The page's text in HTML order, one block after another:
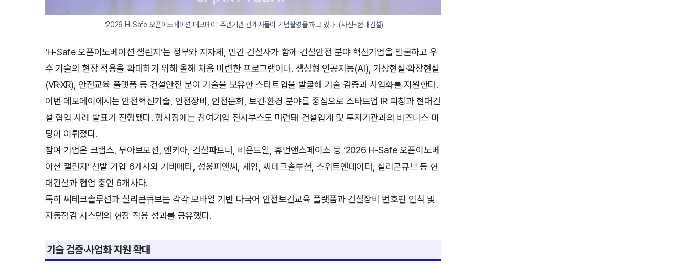
‘2026 H-Safe 오픈이노베이션 데모데이’ 주관기관 관계자들이 기념촬영을 하고 있다. (사진=현대건설)
‘H-Safe 오픈이노베이션 챌린지’는 정부와 지자체, 민간 건설사가 함께 건설안전 분야 혁신기업을 발굴하고 우
수 기술의 현장 적용을 확대하기 위해 올해 처음 마련한 프로그램이다. 생성형 인공지능(AI), 가상현실·확장현실
(VR·XR), 안전교육 플랫폼 등 건설안전 분야 기술을 보유한 스타트업을 발굴해 기술 검증과 사업화를 지원한다.
이번 데모데이에서는 안전혁신기술, 안전장비, 안전문화, 보건·환경 분야를 중심으로 스타트업 IR 피칭과 현대건
설 협업 사례 발표가 진행됐다. 행사장에는 참여기업 전시부스도 마련돼 건설업계 및 투자기관과의 비즈니스 미
팅이 이뤄졌다.
참여 기업은 크랩스, 무아브모션, 엔키아, 건설파트너, 비욘드알, 휴먼앤스페이스 등 ‘2026 H-Safe 오픈이노베
이션 챌린지’ 선발 기업 6개사와 거비메타, 성웅피앤씨, 새임, 씨테크솔루션, 스위트앤데이터, 실리콘큐브 등 현
대건설과 협업 중인 6개사다.
특히 씨테크솔루션과 실리콘큐브는 각각 모바일 기반 다국어 안전보건교육 플랫폼과 건설장비 번호판 인식 및
자동점검 시스템의 현장 적용 성과를 공유했다.
기술 검증·사업화 지원 확대